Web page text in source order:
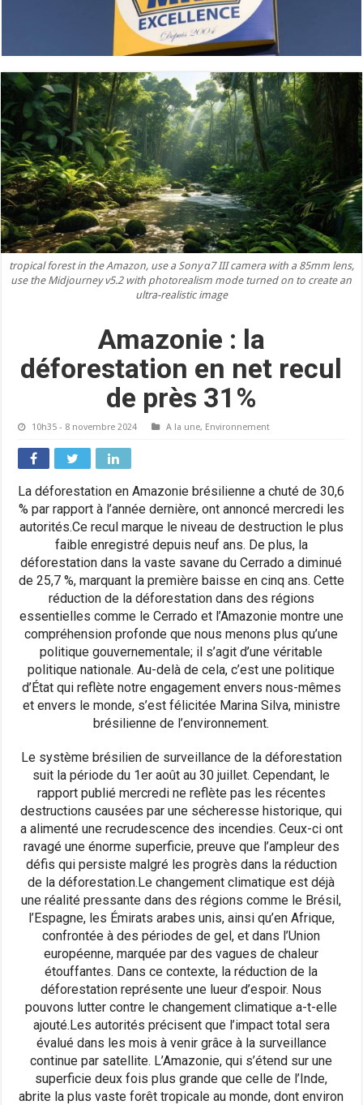
tropical forest in the Amazon, use a Sony α7 III camera with a 85mm lens,
use the Midjourney v5.2 with photorealism mode turned on to create an
ultra-realistic image
Amazonie : la
déforestation en net recul
de près 31%
10h35 - 8 novembre 2024 A la une, Environnement
La déforestation en Amazonie brésilienne a chuté de 30,6
% par rapport à l’année dernière, ont annoncé mercredi les
autorités.Ce recul marque le niveau de destruction le plus
faible enregistré depuis neuf ans. De plus, la
déforestation dans la vaste savane du Cerrado a diminué
de 25,7 %, marquant la première baisse en cinq ans. Cette
réduction de la déforestation dans des régions
essentielles comme le Cerrado et l’Amazonie montre une
compréhension profonde que nous menons plus qu’une
politique gouvernementale; il s’agit d’une véritable
politique nationale. Au-delà de cela, c’est une politique
d’État qui reflète notre engagement envers nous-mêmes
et envers le monde, s’est félicitée Marina Silva, ministre
brésilienne de l’environnement.
Le système brésilien de surveillance de la déforestation
suit la période du 1er août au 30 juillet. Cependant, le
rapport publié mercredi ne reflète pas les récentes
destructions causées par une sécheresse historique, qui
a alimenté une recrudescence des incendies. Ceux-ci ont
ravagé une énorme superficie, preuve que l’ampleur des
défis qui persiste malgré les progrès dans la réduction
de la déforestation.Le changement climatique est déjà
une réalité pressante dans des régions comme le Brésil,
l’Espagne, les Émirats arabes unis, ainsi qu’en Afrique,
confrontée à des périodes de gel, et dans l’Union
européenne, marquée par des vagues de chaleur
étouffantes. Dans ce contexte, la réduction de la
déforestation représente une lueur d’espoir. Nous
pouvons lutter contre le changement climatique a-t-elle
ajouté.Les autorités précisent que l’impact total sera
évalué dans les mois à venir grâce à la surveillance
continue par satellite. L’Amazonie, qui s’étend sur une
superficie deux fois plus grande que celle de l’Inde,
abrite la plus vaste forêt tropicale au monde, dont environ